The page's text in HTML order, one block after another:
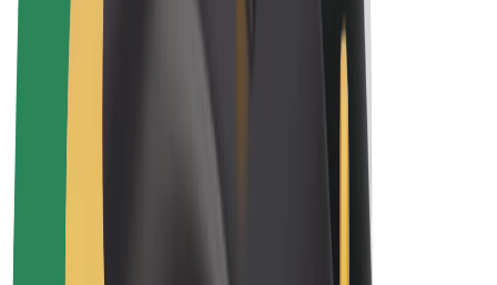
Zarađuj uz Bolt
Zarada dostavljača